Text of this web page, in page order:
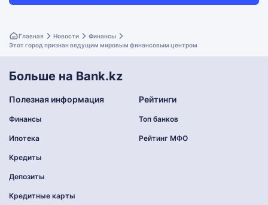
Главная Новости
Финансы
Этот город признан ведущим мировым финансовым центром
Больше на Bank.kz
Полезная информация
Финансы
Ипотека
Кредиты
Депозиты
Кредитные карты
Рейтинги
Топ банков
Рейтинг МФО